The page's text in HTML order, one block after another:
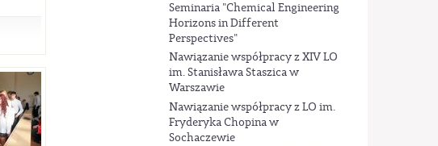
Seminaria "Chemical Engineering
Horizons in Different
Perspectives"
Nawiązanie współpracy z XIV LO
im. Stanisława Staszica w
Warszawie
Nawiązanie współpracy z LO im.
Fryderyka Chopina w
Sochaczewie